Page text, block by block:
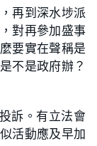
再到深水埗派
對再參加盛事
要實在聲稱是
不是政府辦？
訴。有立法會
活動應及早加